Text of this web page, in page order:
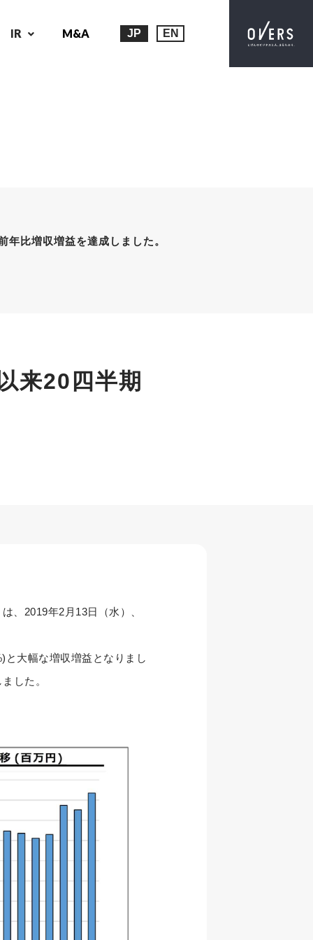
IR M&A JP EN
比増収増益を達成しました。
来20四半期
、2019年2月13日（水）、
大幅な増収増益となりまし
した。